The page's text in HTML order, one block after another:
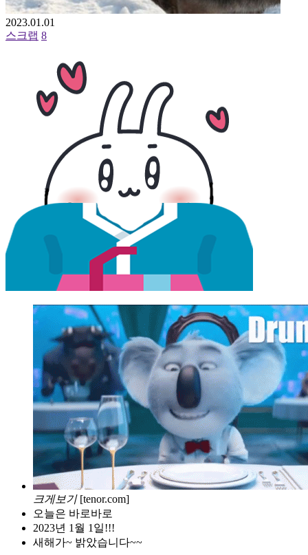
2023.01.01
스크랩 8
크게보기 [tenor.com]
오늘은 바로바로
2023년 1월 1일!!!
새해가~ 밝았습니다~~